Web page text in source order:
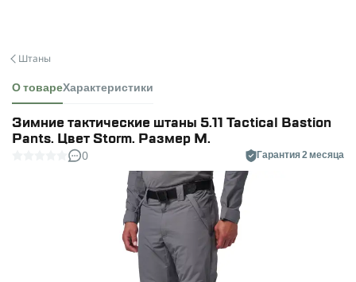
Штаны
О товареХарактеристики
Зимние тактические штаны 5.11 Tactical Bastion
Pants. Цвет Storm. Размер M.
0 Гарантия 2 месяца